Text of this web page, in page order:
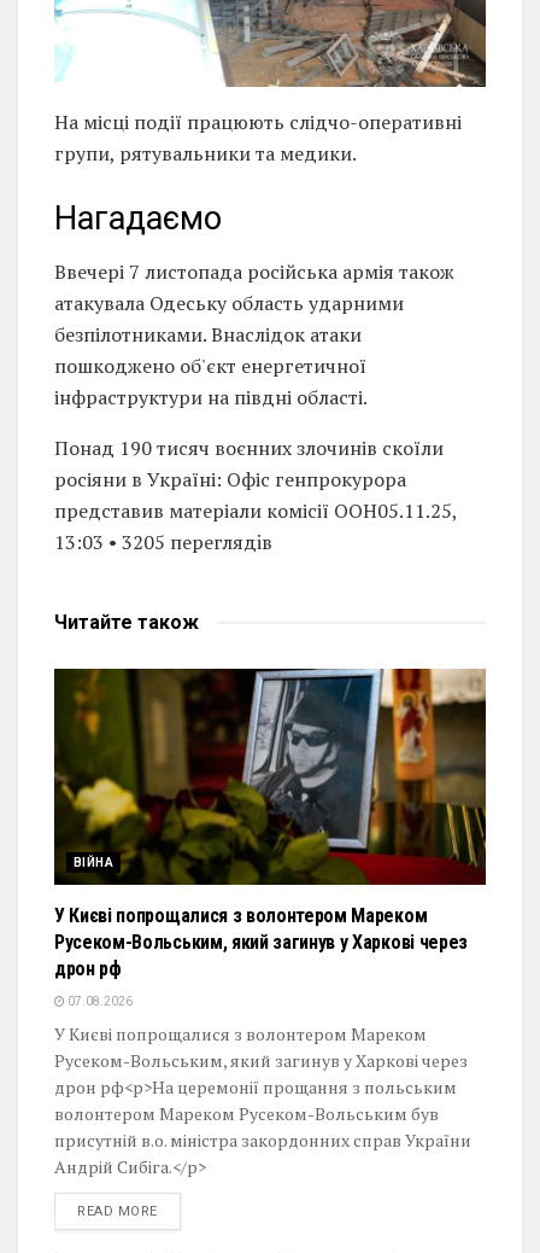
На місці події працюють слідчо-оперативні
групи, рятувальники та медики.
Нагадаємо
Ввечері 7 листопада російська армія також
атакувала Одеську область ударними
безпілотниками. Внаслідок атаки
пошкоджено об'єкт енергетичної
інфраструктури на півдні області.
Понад 190 тисяч воєнних злочинів скоїли
росіяни в Україні: Офіс генпрокурора
представив матеріали комісії ООН05.11.25,
13:03 • 3205 переглядiв
Читайте також
ВІЙНА
У Києві попрощалися з волонтером Мареком
Русеком-Вольським, який загинув у Харкові через
дрон рф
07.08.2026
У Києві попрощалися з волонтером Мареком
Русеком-Вольським, який загинув у Харкові через
дрон рф<p>На церемонії прощання з польським
волонтером Мареком Русеком-Вольським був
присутній в.о. міністра закордонних справ України
Андрій Сибіга.</p>
READ MOREDETAILS